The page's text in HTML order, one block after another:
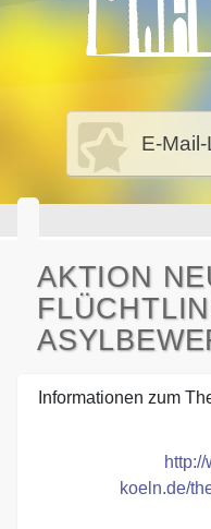
E-
AKTION
Informationen zum
koeln.de/